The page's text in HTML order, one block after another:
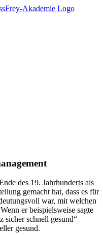
des 19. Jahrhunderts als
gemacht hat, dass es für
war, mit welchen
er beispielsweise sagte
sicher schnell gesund“
gesund.